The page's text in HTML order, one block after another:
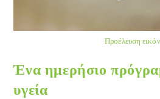
Προέλευση
Ένα ημερήσιο
υγεία